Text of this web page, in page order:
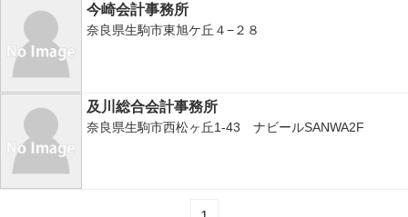
今崎会計事務所
奈良県生駒市東旭ケ丘４−２８
及川総合会計事務所
奈良県生駒市西松ヶ丘1-43 ナビールSANWA2F